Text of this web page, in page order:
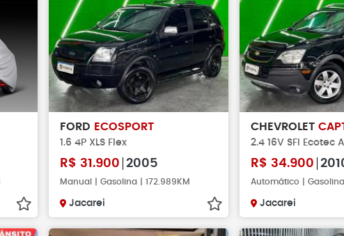
FORD ECOSPORT
1.6 4P XLS Flex
R$ 31.900 2005
Manual | Gasolina | 172.989KM
Jacarei
CHEVROLET
2.4 16V SFI Ecotec
R$ 34.900
Automático | Gasolina
Jacarei